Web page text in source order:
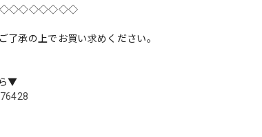
承の上でお買い求めください。
▼